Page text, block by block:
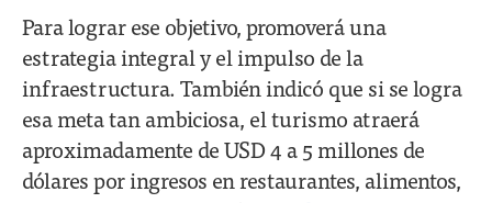
Para lograr ese objetivo, promoverá una
estrategia integral y el impulso de la
infraestructura. También indicó que si se logra
esa meta tan ambiciosa, el turismo atraerá
aproximadamente de USD 4 a 5 millones de
dólares por ingresos en restaurantes, alimentos,